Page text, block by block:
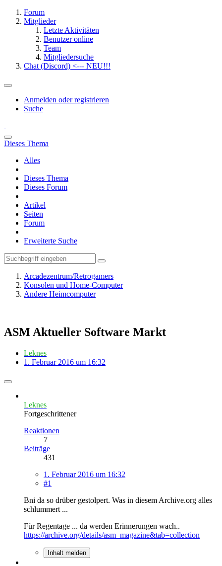
Forum
Mitglieder
Letzte Aktivitäten
Benutzer online
Team
Mitgliedersuche
Chat (Discord) <--- NEU!!!
Anmelden oder registrieren
Suche
Dieses Thema
Alles
Dieses Thema
Dieses Forum
Artikel
Seiten
Forum
Erweiterte Suche
Arcadezentrum/Retrogamers
Konsolen und Home-Computer
Andere Heimcomputer
ASM Aktueller Software Markt
Leknes
1. Februar 2016 um 16:32
Leknes
Fortgeschrittener
Reaktionen
7
Beiträge
431
1. Februar 2016 um 16:32
#1
Bni da so drüber gestolpert. Was in diesem Archive.org alles
schlummert ...
Für Regentage ... da werden Erinnerungen wach..
https://archive.org/details/asm_magazine&tab=collection
Inhalt melden